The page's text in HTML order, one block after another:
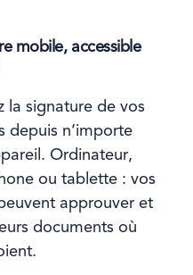
mobile, accessible
la signature de vos
depuis n’importe
Ordinateur,
ou tablette : vos
approuver et
documents où